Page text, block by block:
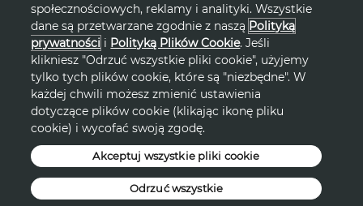
Prześlij swoim znajomym!
Mogą Cię zainteresować
społecznościowych, reklamy i analityki. Wszystkie
dane są przetwarzane zgodnie z naszą Polityką
prywatności i Polityką Plików Cookie. Jeśli
klikniesz "Odrzuć wszystkie pliki cookie", użyjemy
tylko tych plików cookie, które są "niezbędne". W
każdej chwili możesz zmienić ustawienia
dotyczące plików cookie (klikając ikonę pliku
cookie) i wycofać swoją zgodę.
Odrzuć wszystkie
Akceptuj wszystkie pliki cookie